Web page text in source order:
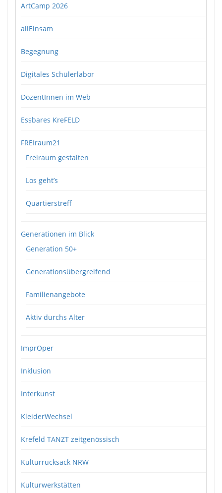
ArtCamp 2026
allEinsam
Begegnung
Digitales Schülerlabor
DozentInnen im Web
Essbares KreFELD
FREIraum21
Freiraum gestalten
Los geht’s
Quartierstreff
Generationen im Blick
Generation 50+
Generationsübergreifend
Familienangebote
Aktiv durchs Alter
ImprOper
Inklusion
Interkunst
KleiderWechsel
Krefeld TANZT zeitgenössisch
Kulturrucksack NRW
Kulturwerkstätten